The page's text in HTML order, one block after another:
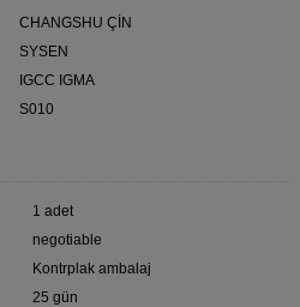
CHANGSHU ÇİN
SYSEN
IGCC IGMA
S010
1 adet
negotiable
Kontrplak ambalaj
25 gün